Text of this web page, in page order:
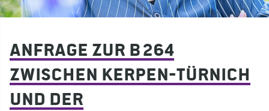
Anfrage zur B 264
zwischen Kerpen-Türnich
und der